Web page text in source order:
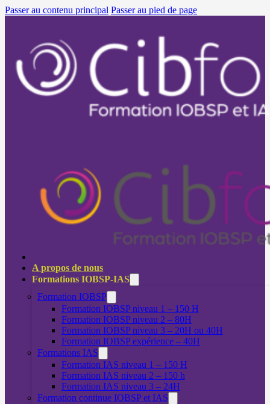
Passer au contenu principal Passer au pied de page
A propos de nous
Formations IOBSP-IAS
Formation IOBSP
Formation IOBSP niveau 1 – 150 H
Formation IOBSP niveau 2 – 80H
Formation IOBSP niveau 3 – 20H ou 40H
Formation IOBSP expérience – 40H
Formations IAS
Formation IAS niveau 1 – 150 H
Formation IAS niveau 2 – 150 h
Formation IAS niveau 3 – 24H
Formation continue IOBSP et IAS